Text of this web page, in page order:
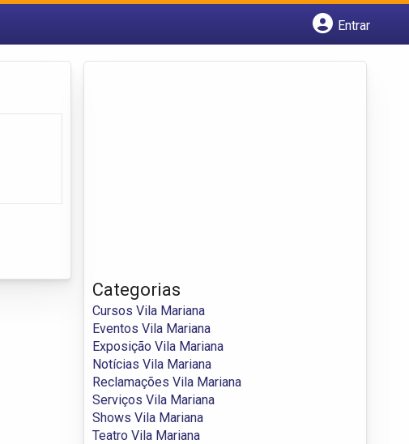
Entrar
Categorias
Cursos Vila Mariana
Eventos Vila Mariana
Exposição Vila Mariana
Notícias Vila Mariana
Reclamações Vila Mariana
Serviços Vila Mariana
Shows Vila Mariana
Teatro Vila Mariana